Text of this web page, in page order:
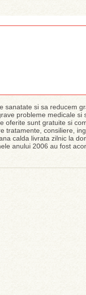
sanatate si sa reducem
probleme medicale si
oferite sunt gratuite si
tratamente, consiliere,
calda livrata zilnic la
anului 2006 au fost